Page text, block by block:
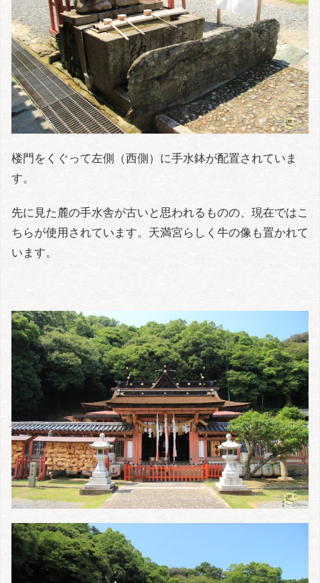
楼門をくぐって左側（西側）に手水鉢が配置されていま
す。
先に見た麓の手水舎が古いと思われるものの、現在ではこ
ちらが使用されています。天満宮らしく牛の像も置かれて
います。